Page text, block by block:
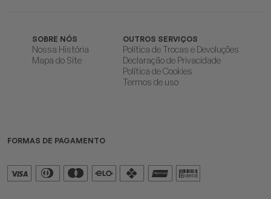
SOBRE NÓS
Nossa História
Mapa do Site
OUTROS SERVIÇOS
Política de Trocas e Devoluções
Declaração de Privacidade
Política de Cookies
Termos de uso
FORMAS DE PAGAMENTO